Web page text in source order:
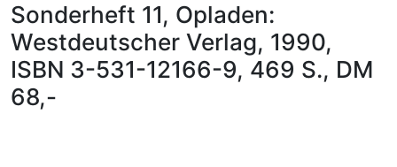
Sonderheft 11, Opladen:
Westdeutscher Verlag, 1990,
ISBN 3-531-12166-9, 469 S., DM
68,-